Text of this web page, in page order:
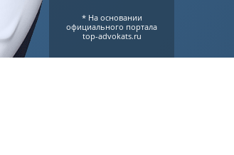
* На основании
официального портала
top-advokats.ru